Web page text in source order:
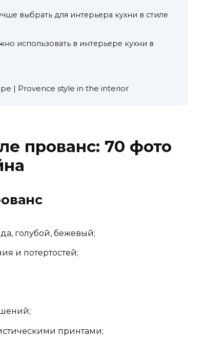
выбрать для интерьера кухни в стиле
использовать в интерьере кухни в
| Provence style in the interior
прованс: 70 фото
голубой, бежевый;
и потертостей;
принтами;